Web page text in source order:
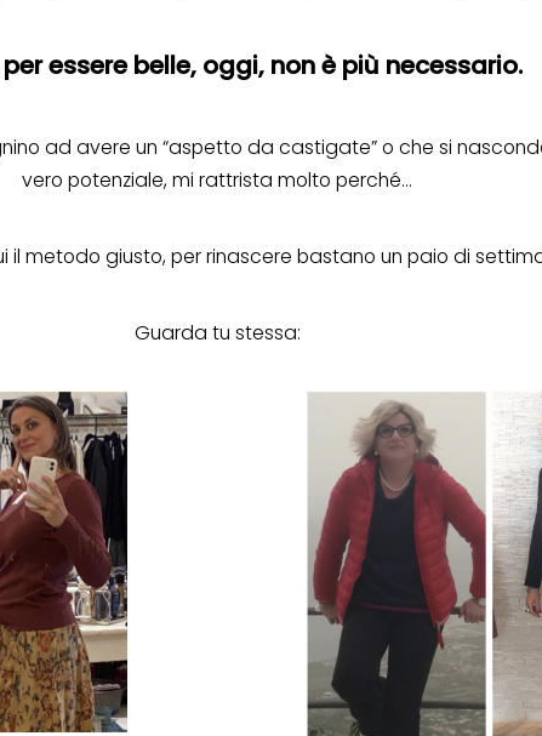
essere belle, oggi, non è più necessario.
ad avere un “aspetto da castigate” o che si
vero potenziale, mi rattrista molto perché…
il metodo giusto, per rinascere bastano un paio di
Guarda tu stessa: